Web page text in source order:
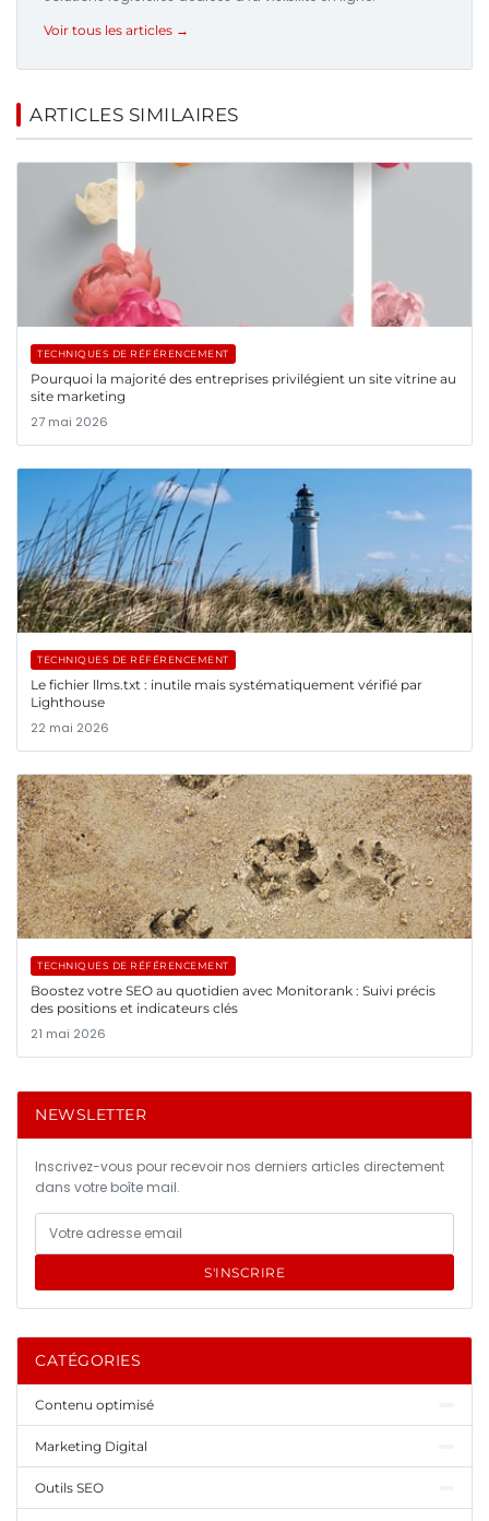
Voir tous les articles →
ARTICLES SIMILAIRES
TECHNIQUES DE RÉFÉRENCEMENT
Pourquoi la majorité des entreprises privilégient un site vitrine au
site marketing
27 mai 2026
TECHNIQUES DE RÉFÉRENCEMENT
Le fichier llms.txt : inutile mais systématiquement vérifié par
Lighthouse
22 mai 2026
TECHNIQUES DE RÉFÉRENCEMENT
Boostez votre SEO au quotidien avec Monitorank : Suivi précis
des positions et indicateurs clés
21 mai 2026
NEWSLETTER
Inscrivez-vous pour recevoir nos derniers articles directement
dans votre boîte mail.
S'INSCRIRE
CATÉGORIES
Contenu optimisé
Marketing Digital
Outils SEO